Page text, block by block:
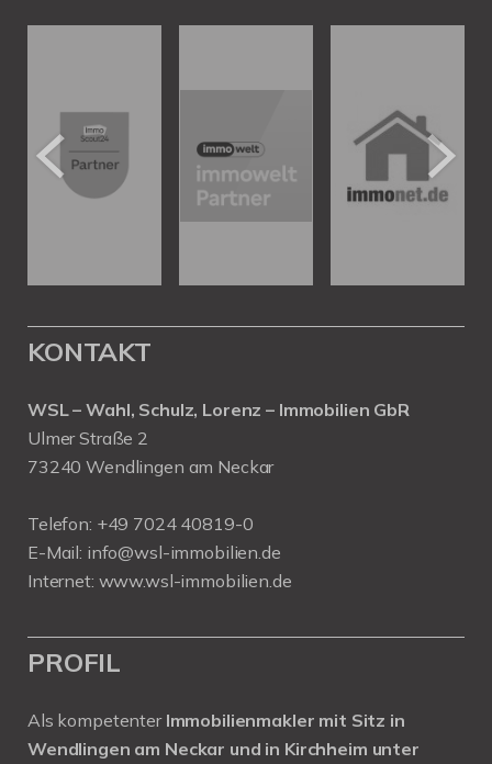
KONTAKT
WSL – Wahl, Schulz, Lorenz – Immobilien GbR
Ulmer Straße 2
73240 Wendlingen am Neckar
Telefon: +49 7024 40819-0
E-Mail: info@wsl-immobilien.de
Internet: www.wsl-immobilien.de
PROFIL
Als kompetenter Immobilienmakler mit Sitz in
Wendlingen am Neckar und in Kirchheim unter